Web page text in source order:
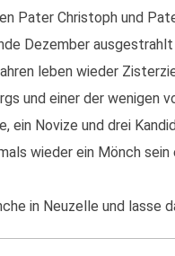
Pater Christoph und
Dezember
leben wieder
und einer der wenigen
ein Novize und drei
wieder ein Mönch
in Neuzelle und lasse